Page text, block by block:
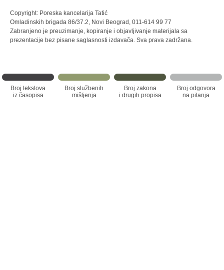
Copyright: Poreska kancelarija Tatić
Omladinskih brigada 86/37.2, Novi Beograd, 011-614 99 77
Zabranjeno je preuzimanje, kopiranje i objavljivanje materijala sa
prezentacije bez pisane saglasnosti izdavača. Sva prava zadržana.
Broj tekstova
iz časopisa
Broj službenih
mišljenja
Broj zakona
i drugih propisa
Broj odgovora
na pitanja